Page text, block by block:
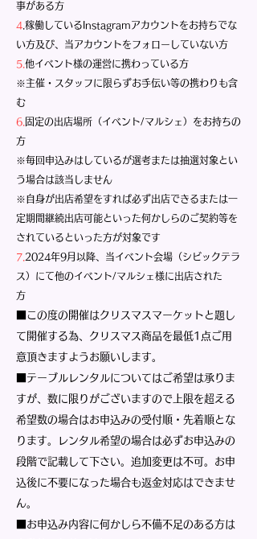
事がある方
4 .稼働しているInstagramアカウントをお持ちでな
い方及び、当アカウントをフォローしていない方
5. 他イベント様の運営に携わっている方
※主催・スタッフに限らずお手伝い等の携わりも含
む
6. 固定の出店場所（イベント/マルシェ）をお持ちの
方
※毎回申込みはしているが選考または抽選対象とい
う場合は該当しません
※自身が出店希望をすれば必ず出店できるまたは一
定期間継続出店可能といった何かしらのご契約等を
されているといった方が対象です
7. 2024年9月以降、 当イベント会場（シビックテラ
ス）にて他のイベント/マルシェ様に出店された
方
■この度の開催はクリスマスマーケットと題し
て開催する為、クリスマス商品を最低1点ご用
意頂きますようお願いします。
■テーブルレンタルについてはご希望は承りま
すが、数に限りがございますので上限を超える
希望数の場合はお申込みの受付順・先着順とな
ります。レンタル希望の場合は必ずお申込みの
段階で記載して下さい。追加変更は不可。お申
込後に不要になった場合も返金対応はできませ
ん。
■お申込み内容に何かしら不備不足のある方は